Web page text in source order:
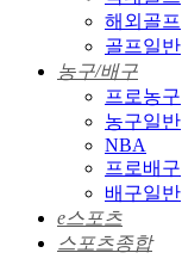
해외골프
골프일반
농구/배구
프로농구
농구일반
NBA
프로배구
배구일반
e스포츠
스포츠종합